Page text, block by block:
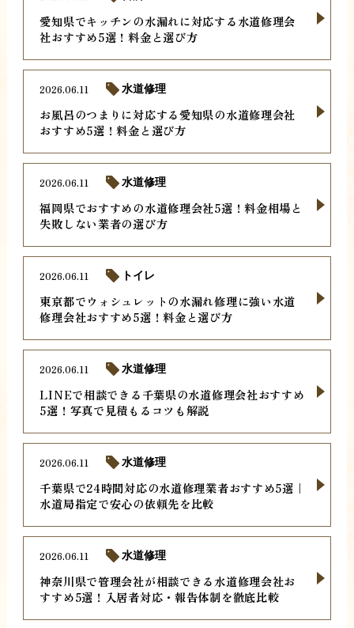
愛知県でキッチンの水漏れに対応する水道修理会
社おすすめ5選！料金と選び方
お風呂のつまりに対応する愛知県の水道修理会社
おすすめ5選！料金と選び方
2026.06.11 水道修理
福岡県でおすすめの水道修理会社5選！料金相場と
失敗しない業者の選び方
2026.06.11 水道修理
東京都でウォシュレットの水漏れ修理に強い水道
修理会社おすすめ5選！料金と選び方
2026.06.11 トイレ
LINEで相談できる千葉県の水道修理会社おすすめ
5選！写真で見積もるコツも解説
2026.06.11 水道修理
千葉県で24時間対応の水道修理業者おすすめ5選｜
水道局指定で安心の依頼先を比較
2026.06.11 水道修理
神奈川県で管理会社が相談できる水道修理会社お
すすめ5選！入居者対応・報告体制を徹底比較
2026.06.11 水道修理